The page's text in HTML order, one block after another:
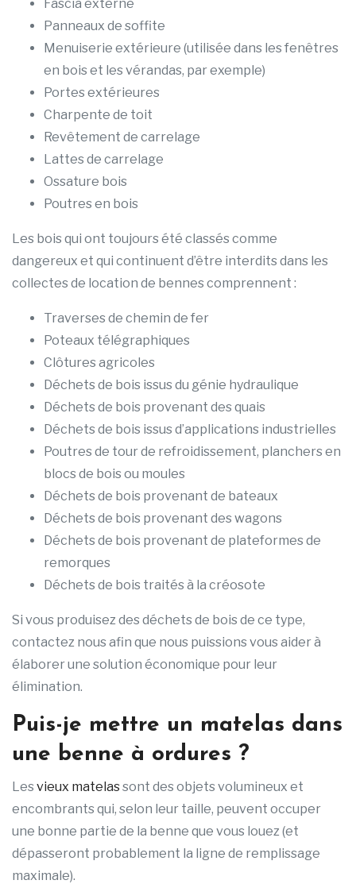
Fascia externe
Panneaux de soffite
Menuiserie extérieure (utilisée dans les fenêtres
en bois et les vérandas, par exemple)
Portes extérieures
Charpente de toit
Revêtement de carrelage
Lattes de carrelage
Ossature bois
Poutres en bois
Les bois qui ont toujours été classés comme
dangereux et qui continuent d’être interdits dans les
collectes de location de bennes comprennent :
Traverses de chemin de fer
Poteaux télégraphiques
Clôtures agricoles
Déchets de bois issus du génie hydraulique
Déchets de bois provenant des quais
Déchets de bois issus d’applications industrielles
Poutres de tour de refroidissement, planchers en
blocs de bois ou moules
Déchets de bois provenant de bateaux
Déchets de bois provenant des wagons
Déchets de bois provenant de plateformes de
remorques
Déchets de bois traités à la créosote
Si vous produisez des déchets de bois de ce type,
contactez nous afin que nous puissions vous aider à
élaborer une solution économique pour leur
élimination.
Puis-je mettre un matelas dans
une benne à ordures ?
Les vieux matelassont des objets volumineux et
encombrants qui, selon leur taille, peuvent occuper
une bonne partie de la benne que vous louez (et
dépasseront probablement la ligne de remplissage
maximale).